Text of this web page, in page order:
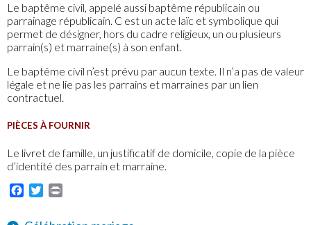
Le baptême civil, appelé aussi baptême républicain ou
parrainage républicain. C est un acte laïc et symbolique qui
permet de désigner, hors du cadre religieux, un ou plusieurs
parrain(s) et marraine(s) à son enfant.
Le baptême civil n’est prévu par aucun texte. Il n’a pas de valeur
légale et ne lie pas les parrains et marraines par un lien
contractuel.
PIÈCES À FOURNIR
Le livret de famille, un justificatif de domicile, copie de la pièce
d’identité des parrain et marraine.
Facebook
Twitter